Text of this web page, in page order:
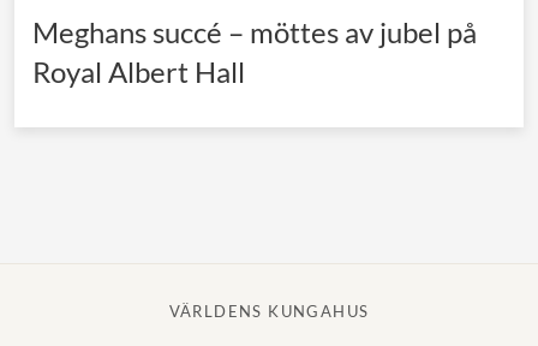
Japanska kejsarhuset
Thailändska kungahuset
Meghans succé – möttes av jubel på
Royal Albert Hall
VÄRLDENS KUNGAHUS